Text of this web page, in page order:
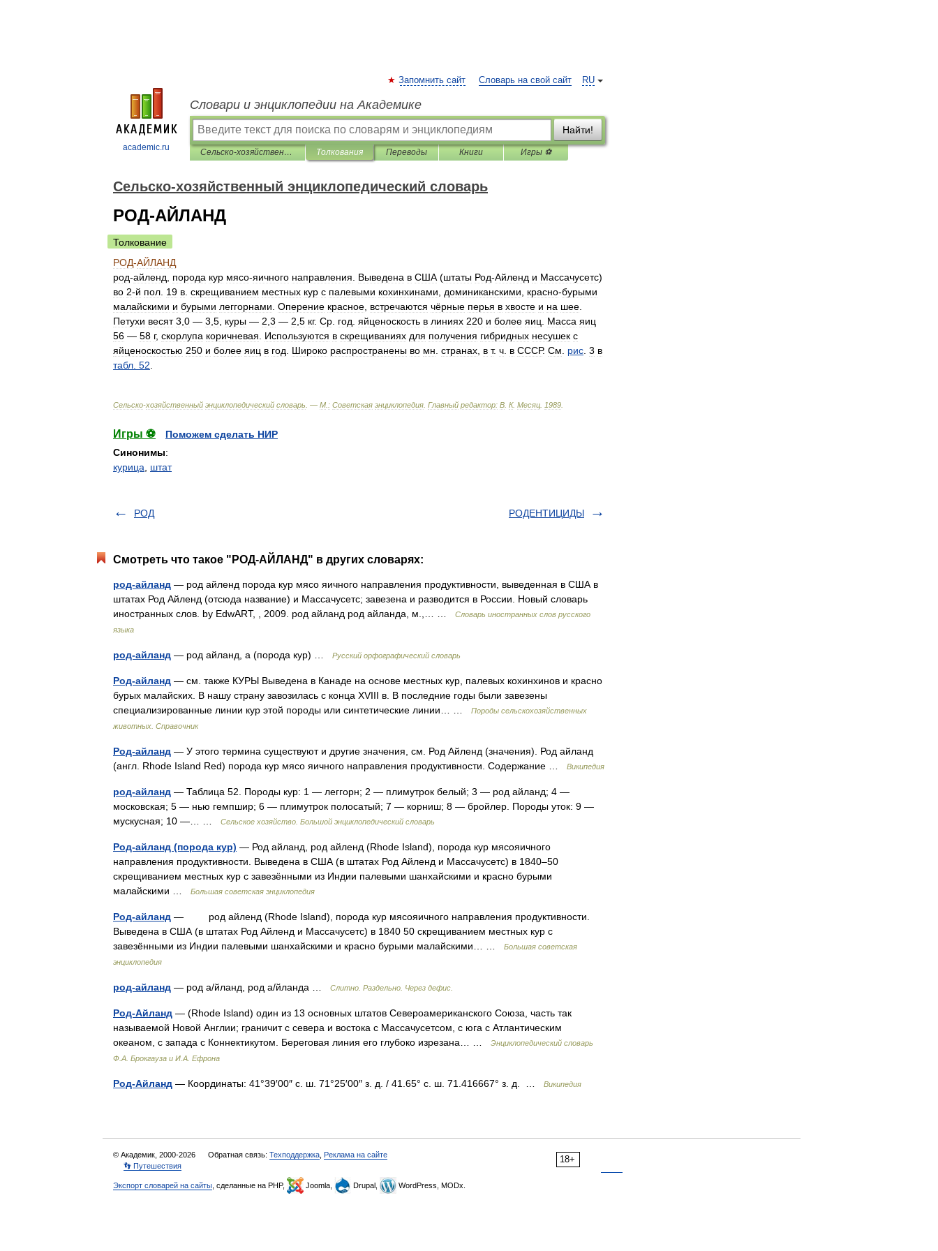
academic.ru
RU
Запомнить сайт Словарь на свой сайт
Словари и энциклопедии на Академике
Найти!
Сельско-хозяйственный энциклопедический словарь Толкования Переводы Книги Игры ⚽
Сельско-хозяйственный энциклопедический словарь
РОД-АЙЛАНД
Толкование
РОД-АЙЛАНД
род-айленд порода кур мясо-яичного направления Выведена в США (штаты Род-Айленд и Массачусетс)
во 2-й пол 19 в скрещиванием местных кур с палевыми кохинхинами доминиканскими красно-бурыми
малайскими и бурыми леггорнами Оперение красное встречаются чёрные перья в хвосте и на шее
Петухи весят 3 0 — 3 5 куры — 2 3 — 2 5 кг. Ср год яйценоскость в линиях 220 и более яиц Масса яиц
56 — 58 г, скорлупа коричневая Используются в скрещиваниях для получения гибридных несушек с
яйценоскостью 250 и более яиц в год Широко распространены во мн странах в т. ч в СССР. См рис 3 в
табл 52
Сельско-хозяйственный энциклопедический словарь . — М : Советская энциклопедия Главный редактор: В К. Месяц 1989
Игры ⚽
Поможем сделать НИР
Синонимы:
курица
штат
РОД РОДЕНТИЦИДЫ
Смотреть что такое "РОД-АЙЛАНД" в других словарях:
род-айланд — род айленд порода кур мясо яичного направления продуктивности, выведенная в США в
штатах Род Айленд (отсюда название) и Массачусетс; завезена и разводится в России. Новый словарь
иностранных слов. by EdwART, , 2009. род айланд род айланда, м.,… …
Словарь иностранных слов русского
языка
род-айланд — род айланд, а (порода кур) … Русский орфографический словарь
Род-айланд — см. также КУРЫ Выведена в Канаде на основе местных кур, палевых кохинхинов и красно
бурых малайских. В нашу страну завозилась с конца XVIII в. В последние годы были завезены
специализированные линии кур этой породы или синтетические линии… …
Породы сельскохозяйственных
животных. Справочник
Род-айланд — У этого термина существуют и другие значения, см. Род Айленд (значения). Род айланд
(англ. Rhode Island Red) порода кур мясо яичного направления продуктивности. Содержание …
Википедия
род-айланд — Таблица 52. Породы кур: 1 — леггорн; 2 — плимутрок белый; 3 — род айланд; 4 —
московская; 5 — нью гемпшир; 6 — плимутрок полосатый; 7 — корниш; 8 — бройлер. Породы уток: 9 —
мускусная; 10 —… …
Сельское хозяйство. Большой энциклопедический словарь
Род-айланд (порода кур) — Род айланд, род айленд (Rhode Island), порода кур мясояичного
направления продуктивности. Выведена в США (в штатах Род Айленд и Массачусетс) в 1840‒50
скрещиванием местных кур с завезёнными из Индии палевыми шанхайскими и красно бурыми
малайскими …
Большая советская энциклопедия
Род-айланд — род айленд (Rhode Island), порода кур мясояичного направления продуктивности.
Выведена в США (в штатах Род Айленд и Массачусетс) в 1840 50 скрещиванием местных кур с
завезёнными из Индии палевыми шанхайскими и красно бурыми малайскими… …
Большая советская
энциклопедия
род-айланд — род а/йланд, род а/йланда … Слитно. Раздельно. Через дефис.
Род-Айланд — (Rhode Island) один из 13 основных штатов Североамериканского Союза, часть так
называемой Новой Англии; граничит с севера и востока с Массачусетсом, с юга с Атлантическим
океаном, с запада с Коннектикутом. Береговая линия его глубоко изрезана… …
Энциклопедический словарь
Ф.А. Брокгауза и И.А. Ефрона
Род-Айланд — Координаты: 41°39′00″ с. ш. 71°25′00″ з. д. / 41.65° с. ш. 71.416667° з. д. … Википедия
18+
© Академик, 2000-2026 Обратная связь: Техподдержка Реклама на сайте
👣 Путешествия
Экспорт словарей на сайты , сделанные на PHP, Joomla, Drupal, WordPress, MODx.